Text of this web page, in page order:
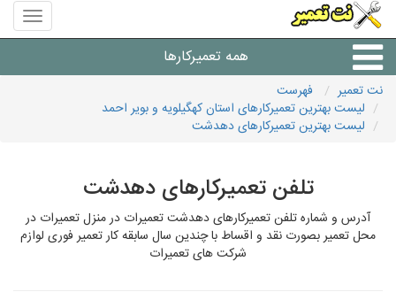
منوی
سایت
تعمیر
همه تعمیرکارها
شرکت های تعمیرات لوازم
نت تعمیر
فهرست
لیست بهترین تعمیرکارهای استان کهگیلویه و بویر احمد
لیست بهترین تعمیرکارهای دهدشت
تلفن تعمیرکارهای دهدشت
آدرس و شماره تلفن تعمیرکارهای دهدشت تعمیرات در منزل تعمیرات در
محل تعمیر بصورت نقد و اقساط با چندین سال سابقه کار تعمیر فوری لوازم
شرکت های تعمیرات